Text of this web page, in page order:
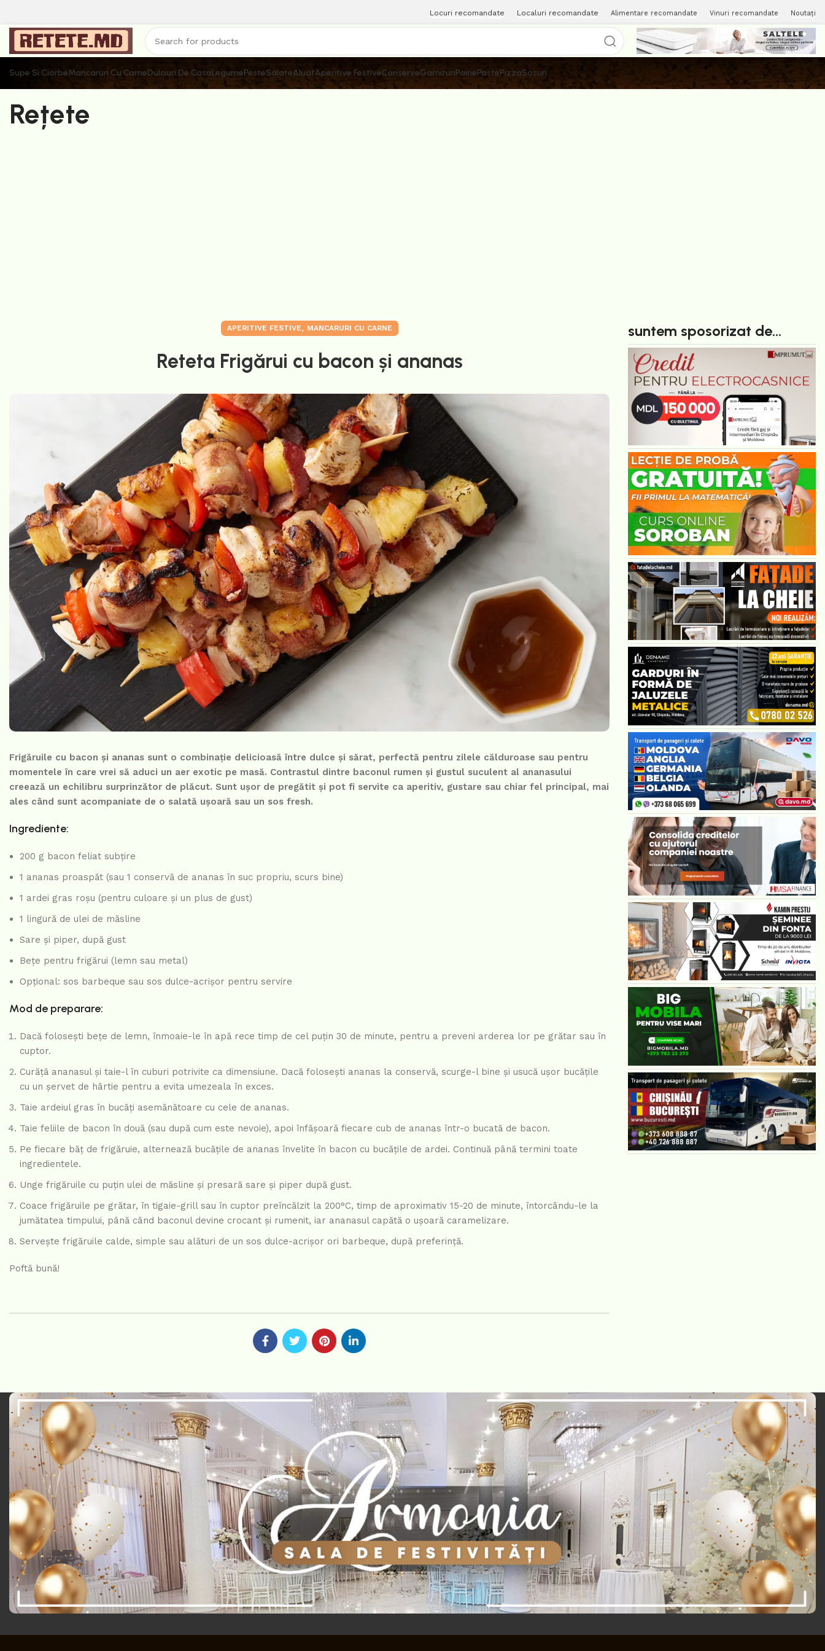
Locuri recomandate Localuri recomandate Alimentare recomandate Vinuri recomandate Noutați
Supe Si CiorbeMancaruri Cu CarneDulciuri De CasaLegumePesteSalateAluatAperitive FestiveConserveGarnituriPainePastePizzaSosuri
Rețete
APERITIVE FESTIVE, MANCARURI CU CARNE
Reteta Frigărui cu bacon și ananas
Frigăruile cu bacon și ananas sunt o combinație delicioasă între dulce și sărat, perfectă pentru zilele călduroase sau pentru
momentele în care vrei să aduci un aer exotic pe masă. Contrastul dintre baconul rumen și gustul suculent al ananasului
creează un echilibru surprinzător de plăcut. Sunt ușor de pregătit și pot fi servite ca aperitiv, gustare sau chiar fel principal, mai
ales când sunt acompaniate de o salată ușoară sau un sos fresh.
Ingrediente:
200 g bacon feliat subțire
1 ananas proaspăt (sau 1 conservă de ananas în suc propriu, scurs bine)
1 ardei gras roșu (pentru culoare și un plus de gust)
1 lingură de ulei de măsline
Sare și piper, după gust
Bețe pentru frigărui (lemn sau metal)
Opțional: sos barbeque sau sos dulce-acrișor pentru servire
Mod de preparare:
Dacă folosești bețe de lemn, înmoaie-le în apă rece timp de cel puțin 30 de minute, pentru a preveni arderea lor pe grătar sau în
cuptor.
Curăță ananasul și taie-l în cuburi potrivite ca dimensiune. Dacă folosești ananas la conservă, scurge-l bine și usucă ușor bucățile
cu un șervet de hârtie pentru a evita umezeala în exces.
Taie ardeiul gras în bucăți asemănătoare cu cele de ananas.
Taie feliile de bacon în două (sau după cum este nevoie), apoi înfășoară fiecare cub de ananas într-o bucată de bacon.
Pe fiecare băț de frigăruie, alternează bucățile de ananas învelite în bacon cu bucățile de ardei. Continuă până termini toate
ingredientele.
Unge frigăruile cu puțin ulei de măsline și presară sare și piper după gust.
Coace frigăruile pe grătar, în tigaie-grill sau în cuptor preîncălzit la 200°C, timp de aproximativ 15-20 de minute, întorcându-le la
jumătatea timpului, până când baconul devine crocant și rumenit, iar ananasul capătă o ușoară caramelizare.
Servește frigăruile calde, simple sau alături de un sos dulce-acrișor ori barbeque, după preferință.
Poftă bună!
suntem sposorizat de...